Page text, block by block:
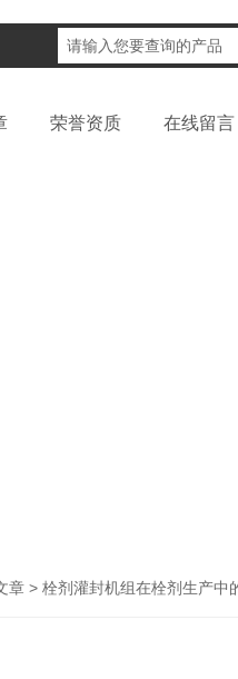
荣誉资质 在线留言
章 > 栓剂灌封机组在栓剂生产中